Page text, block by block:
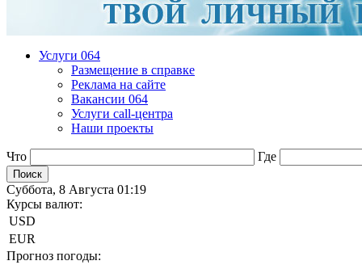
Услуги 064
Размещение в справке
Реклама на сайте
Вакансии 064
Услуги call-центра
Наши проекты
Что Где
Суббота, 8 Августа 01:19
Курсы валют:
USD
EUR
Прогноз погоды: